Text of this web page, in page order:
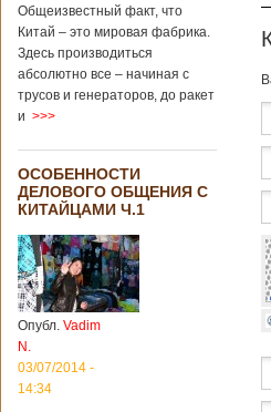
обнаружить
крупнейший рудник
по добыче бирюзы
на территории
Уйгурского
автономного
Китая. Об этом
сообщает
агентство Синьхуа,
ссылаясь на
Синьцзянский
институт
археологии и
культурных
реликвий. Площадь
участка, на
котором добывали
бирюзу, составляет
Общеизвестный факт, что
Китай – это мировая фабрика.
Здесь производиться
абсолютно все – начиная с
трусов и генераторов, до ракет
и >>>
ОСОБЕННОСТИ
ДЕЛОВОГО ОБЩЕНИЯ С
КИТАЙЦАМИ Ч.1
Опубл. Vadim
N.
03/07/2014 -
14:34